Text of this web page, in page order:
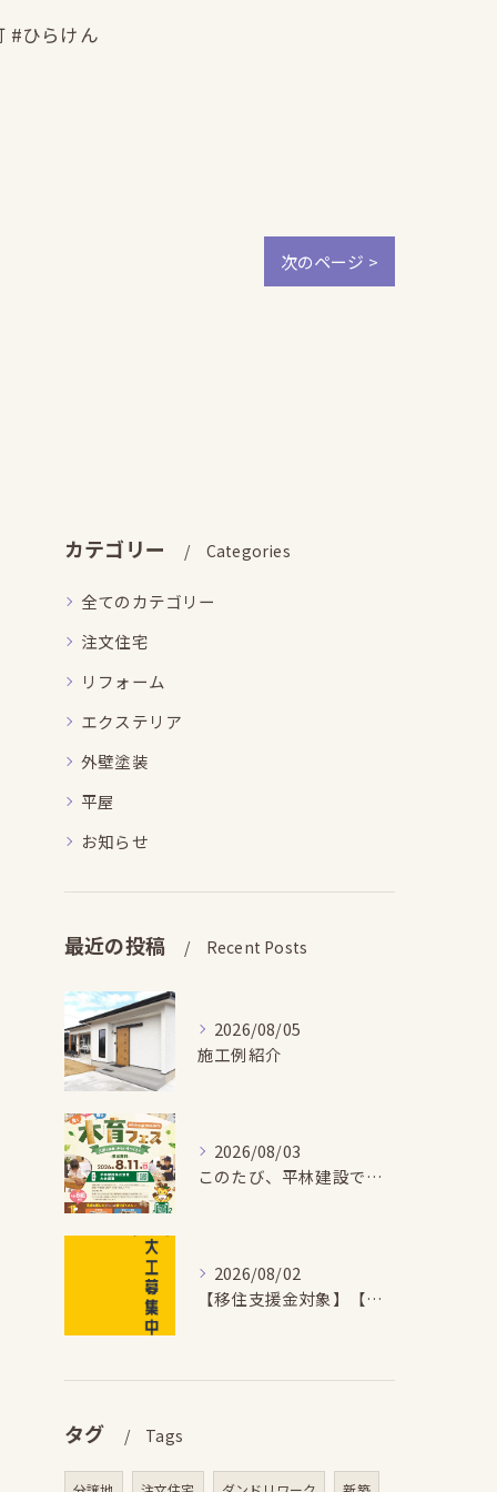
#ひらけん
次のページ >
カテゴリー Categories
全てのカテゴリー
注文住宅
リフォーム
エクステリア
外壁塗装
平屋
お知らせ
最近の投稿 Recent Posts
2026/08/05
施工例紹介
2026/08/03
このたび、平林建設では、お子さまが木とふれあい・木について学...
2026/08/02
【移住支援金対象】【未経験歓迎】大多喜町で「見えないところも...
タグ Tags